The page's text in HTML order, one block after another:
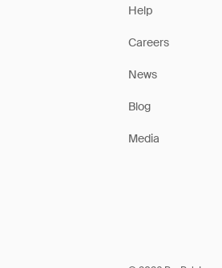
Help
Careers
News
Blog
Media